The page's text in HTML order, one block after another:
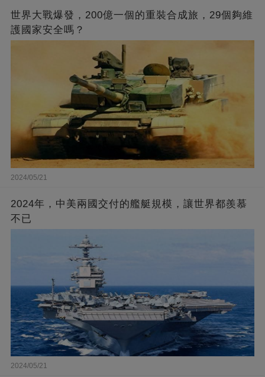
世界大戰爆發，200億一個的重裝合成旅，29個夠維
護國家安全嗎？
2024/05/21
2024年，中美兩國交付的艦艇規模，讓世界都羨慕
不已
2024/05/21